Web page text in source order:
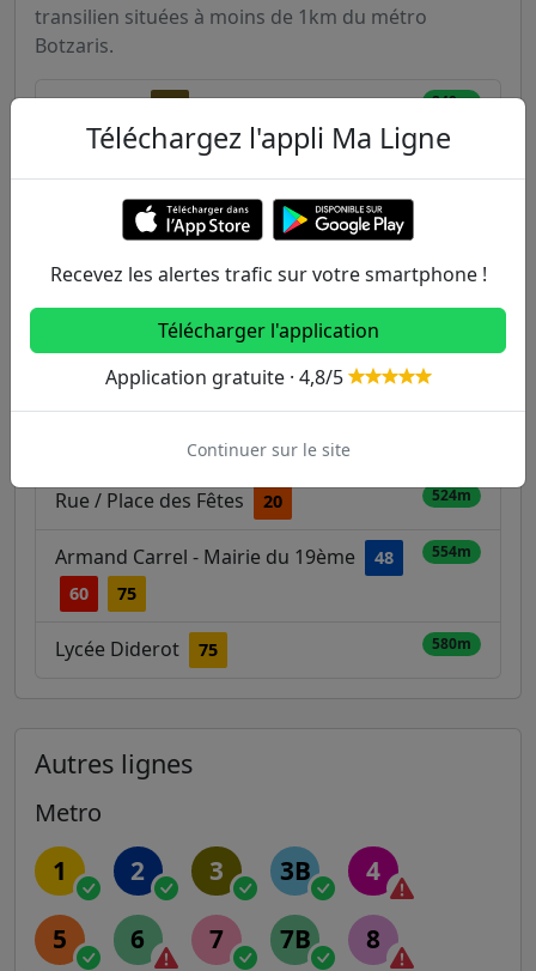
transilien situées à moins de 1km du métro
Botzaris.
Alouettes 249m
D'Hautpoul 71 75
Place des Fêtes 11 48 60 7B 444m
75 7B
Jourdain 11 20 26
Buttes Chaumont 71 7B
Rue / Place des Fêtes 20 524m
Armand Carrel - Mairie du 19ème
48
60
75
554m
Lycée Diderot 75 580m
Autres lignes
Metro
1 2 3 3B 4
5 6 7 7B 8
Téléchargez l'appli Ma Ligne
Recevez les alertes trafic sur votre smartphone !
Télécharger l'application
Application gratuite · 4,8/5
Continuer sur le site